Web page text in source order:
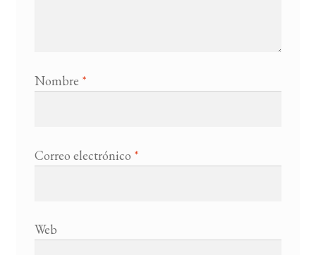
Nombre *
Correo electrónico *
Web